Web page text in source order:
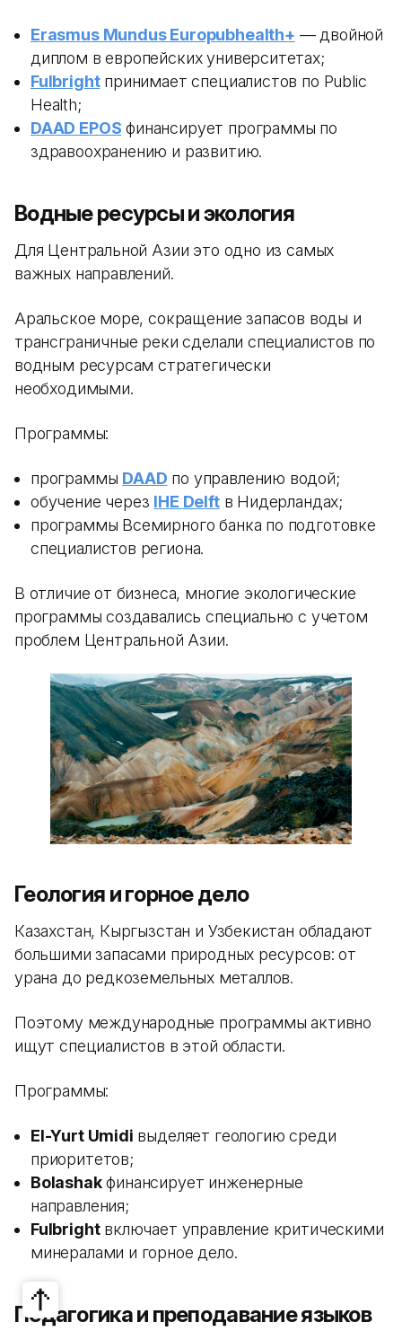
Erasmus Mundus Europubhealth+ — двойной
диплом в европейских университетах;
Fulbrightпринимает специалистов по Public
Health;
DAAD EPOS финансирует программы по
здравоохранению и развитию.
Водные ресурсы и экология
Для Центральной Азии это одно из самых
важных направлений.
Аральское море, сокращение запасов воды и
трансграничные реки сделали специалистов по
водным ресурсам стратегически
необходимыми.
Программы:
программы DAAD по управлению водой;
обучение через IHE Delftв Нидерландах;
программы Всемирного банка по подготовке
специалистов региона.
В отличие от бизнеса, многие экологические
программы создавались специально с учетом
проблем Центральной Азии.
Геология и горное дело
Казахстан, Кыргызстан и Узбекистан обладают
большими запасами природных ресурсов: от
урана до редкоземельных металлов.
Поэтому международные программы активно
ищут специалистов в этой области.
Программы:
El-Yurt Umidi выделяет геологию среди
приоритетов;
Bolashakфинансирует инженерные
направления;
Fulbrightвключает управление критическими
минералами и горное дело.
Педагогика и преподавание языков